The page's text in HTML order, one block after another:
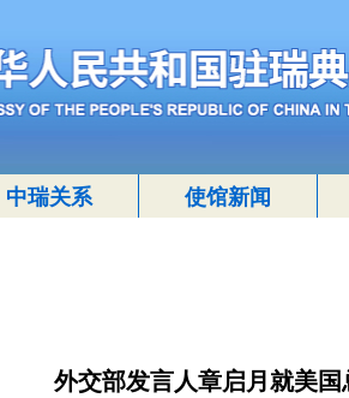
中瑞关系 使馆新闻
外交部发言人章启月就美